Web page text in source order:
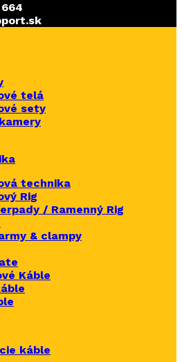
664
telá
sety
technika
Rig
/ Ramenný Rig
& clampy
Káble
káble